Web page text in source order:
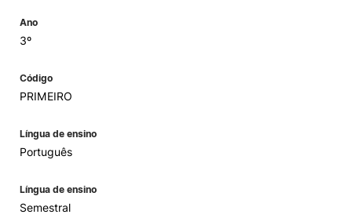
Ano
3º
Código
PRIMEIRO
Língua de ensino
Português
Língua de ensino
Semestral